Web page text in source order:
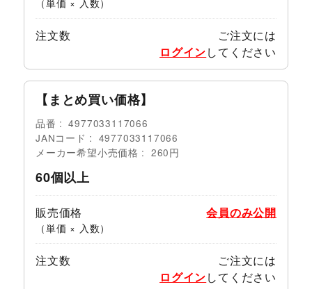
注文数
ご注文には
ログインしてください
【まとめ買い価格】
品番
4977033117066
JANコード
4977033117066
メーカー希望小売価格
260円
60個以上
販売価格
（単価 × 入数）
会員のみ公開
注文数
ご注文には
ログインしてください